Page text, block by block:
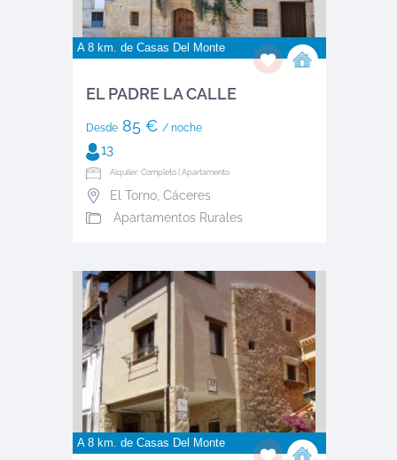
A 8 km. de Casas Del Monte
EL PADRE LA CALLE
Desde85 € / noche
13
Alquiler: Completo | Apartamento
El Torno, Cáceres
Apartamentos Rurales
A 8 km. de Casas Del Monte